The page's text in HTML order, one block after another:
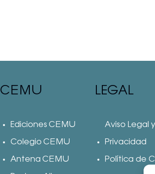
CEMU
Ediciones CEMU
Colegio CEMU
Antena CEMU
LEGAL
Aviso Legal
Privacidad
Política de